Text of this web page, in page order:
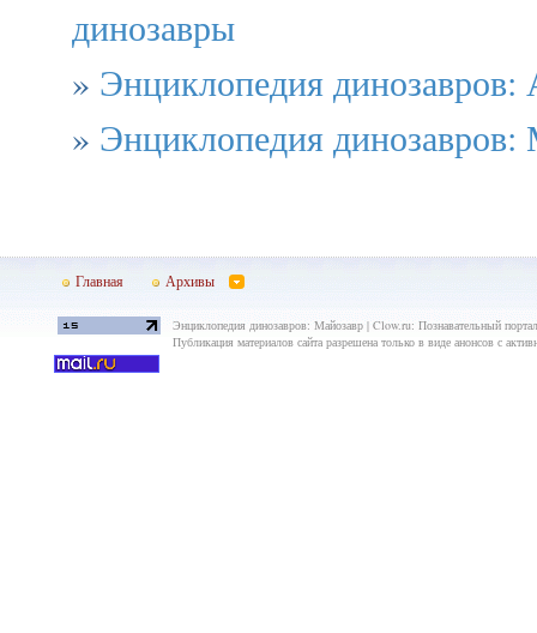
динозавры
» Энциклопедия динозавров:
» Энциклопедия динозавров:
Главная Архивы
Энциклопедия динозавров: Майозавр | Clow.ru: Познавательный
Публикация материалов сайта разрешена только в виде анонсов с